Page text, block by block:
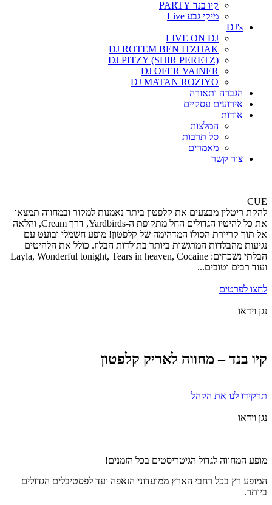
קיו בנד PARTY
מיקי גבע Live
DJ's
LIVE ON DJ
DJ ROTEM BEN ITZHAK
DJ PITZY (SHIR PERETZ)
DJ OFER VAINER
DJ MATAN ROZIYO
הגברה ותאורה
אירועים עסקיים
אודות
המלצות
סל תרבות
מאמרים
צור קשר
CUE
להקת ריטלין מבצעים את קלפטון ביתר נאמנות למקור ובמחווה תמצאו
את כל להיטיו הגדולים החל מתקופת ה-Yardbirds, דרך Cream, והלאה
אל תוך קריירת הסולו המדהימה של קלפטון! מופע חשמלי ובועט עם
נגיעות מהבלדות המרגשות ביותר בתולדות הבלוז. כולל את הלהיטים
הבלתי נשכחים: Layla, Wonderful tonight, Tears in heaven, Cocaine
ועוד רבים וטובים...
לחצו לפרטים
נגן וידאו
קיו בנד – מחווה לאריק קלפטון
תרקידו לנו את הקהל
נגן וידאו
מופע המחווה לגדול הגיטריסטים בכל הזמנים!
המופע רץ בכל רחבי הארץ ממועדוני הזאפה ועד לפסטיבלים הגדולים
ביותר.